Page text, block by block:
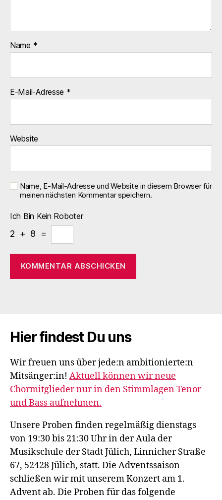
Name *
E-Mail-Adresse *
Website
Name, E-Mail-Adresse und Website in diesem Browser für
meinen nächsten Kommentar speichern.
Ich Bin Kein Roboter
2 + 8 =
Hier findest Du uns
Wir freuen uns über jede:n ambitionierte:n
Mitsänger:in! Aktuell können wir neue
Chormitglieder nur in den Stimmlagen Tenor
und Bass aufnehmen.
Unsere Proben finden regelmäßig dienstags
von 19:30 bis 21:30 Uhr in der Aula der
Musikschule der Stadt Jülich, Linnicher Straße
67, 52428 Jülich, statt. Die Adventssaison
schließen wir mit unserem Konzert am 1.
Advent ab. Die Proben für das folgende